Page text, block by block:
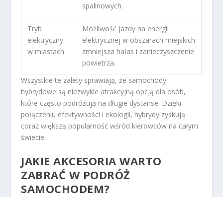
spalinowych.
Tryb
elektryczny
w miastach
Możliwość jazdy na energii
elektrycznej w obszarach miejskich
zmniejsza hałas i zanieczyszczenie
powietrza.
Wszystkie te zalety sprawiają, że samochody
hybrydowe są niezwykle atrakcyjną opcją dla osób,
które często podróżują na długie dystanse. Dzięki
połączeniu efektywności i ekologii, hybrydy zyskują
coraz większą popularność wśród kierowców na całym
świecie.
JAKIE AKCESORIA WARTO
ZABRAĆ W PODRÓŻ
SAMOCHODEM?